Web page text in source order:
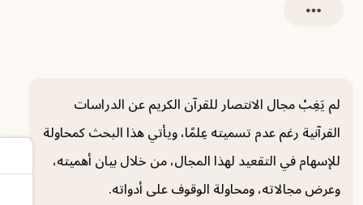
لم يَغِبْ مجال الانتصار للقرآن الكريم عن الدراسات
القرآنية رغم عدم تسميته عِلمًا، ويأتي هذا البحث كمحاولة
للإسهام في التقعيد لهذا المجال، من خلال بيان أهميته،
وعرض مجالاته، ومحاولة الوقوف على أدواته.